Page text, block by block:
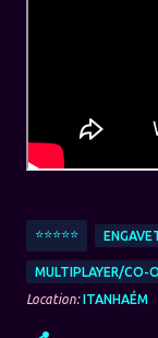
⭐⭐⭐⭐⭐
MULTIPLAYER/CO-
Location:ITANHAÉM